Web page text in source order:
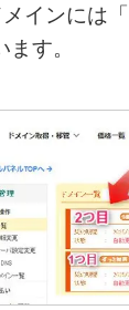
インには「
す。